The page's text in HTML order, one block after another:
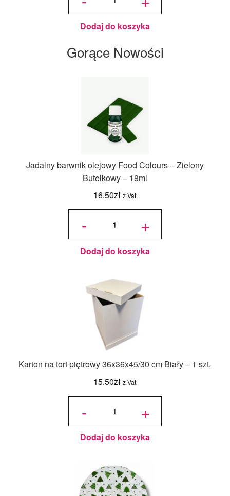
Jasne
Niebieskie
125 g -
Wilton
Dodaj do koszyka
Gorące Nowości
Jadalny barwnik olejowy Food Colours – Zielony
Butelkowy – 18ml
16.50zł z Vat
-
ilość
olejowy
Food
Colours -
Zielony
Butelkowy
+
Dodaj do koszyka
Karton na tort piętrowy 36x36x45/30 cm Biały – 1 szt.
15.50zł z Vat
-
ilość Karton
36x36x45/30
cm Biały - 1
szt. +
Dodaj do koszyka